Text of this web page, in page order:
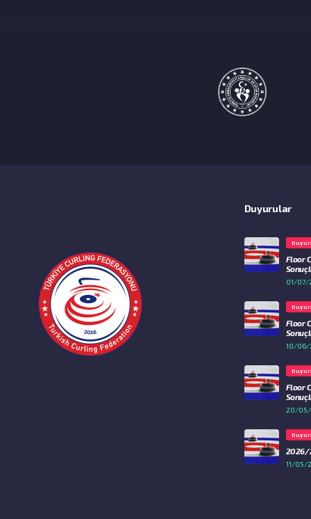
Duyurular
Floor
01/07/
Floor
10/06/
Floor
20/05/
2026/
11/05/